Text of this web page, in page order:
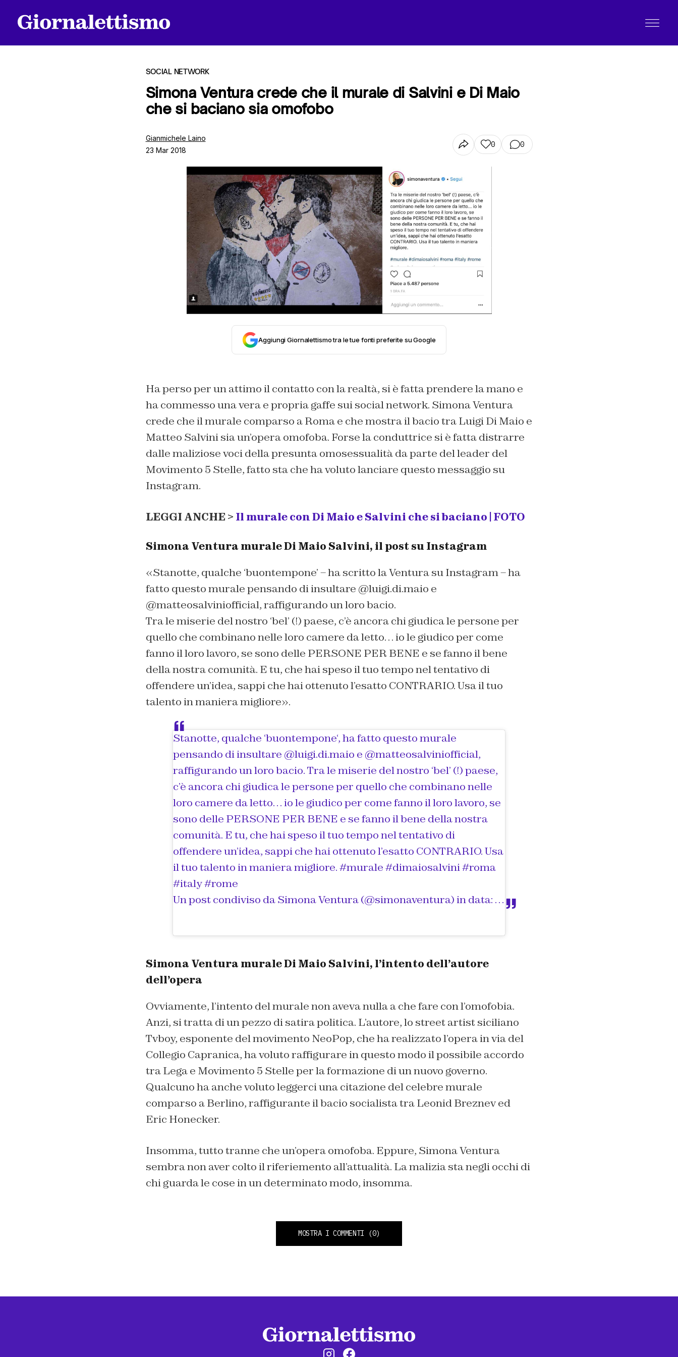
SOCIAL NETWORK
Simona Ventura crede che il murale di Salvini e Di Maio
che si baciano sia omofobo
Gianmichele Laino
23 Mar 2018
0 0
Aggiungi Giornalettismo tra le tue fonti preferite su Google
Ha perso per un attimo il contatto con la realtà, si è fatta prendere la mano e
ha commesso una vera e propria gaffe sui social network. Simona Ventura
crede che il murale comparso a Roma e che mostra il bacio tra Luigi Di Maio e
Matteo Salvini sia un’opera omofoba. Forse la conduttrice si è fatta distrarre
dalle maliziose voci della presunta omosessualità da parte del leader del
Movimento 5 Stelle, fatto sta che ha voluto lanciare questo messaggio su
Instagram.
LEGGI ANCHE > Il murale con Di Maio e Salvini che si baciano | FOTO
Simona Ventura murale Di Maio Salvini, il post su Instagram
«Stanotte, qualche ‘buontempone’ – ha scritto la Ventura su Instagram – ha
fatto questo murale pensando di insultare @luigi.di.maio e
@matteosalviniofficial, raffigurando un loro bacio.
Tra le miserie del nostro ‘bel’ (!) paese, c’è ancora chi giudica le persone per
quello che combinano nelle loro camere da letto… io le giudico per come
fanno il loro lavoro, se sono delle PERSONE PER BENE e se fanno il bene
della nostra comunità. E tu, che hai speso il tuo tempo nel tentativo di
offendere un’idea, sappi che hai ottenuto l’esatto CONTRARIO. Usa il tuo
talento in maniera migliore».
Stanotte, qualche ‘buontempone‘, ha fatto questo murale
pensando di insultare @luigi.di.maio e @matteosalviniofficial,
raffigurando un loro bacio. Tra le miserie del nostro ‘bel’ (!) paese,
c’è ancora chi giudica le persone per quello che combinano nelle
loro camere da letto… io le giudico per come fanno il loro lavoro, se
sono delle PERSONE PER BENE e se fanno il bene della nostra
comunità. E tu, che hai speso il tuo tempo nel tentativo di
offendere un’idea, sappi che hai ottenuto l’esatto CONTRARIO. Usa
il tuo talento in maniera migliore. #murale #dimaiosalvini #roma
#italy #rome
Un post condiviso daSimona Ventura(@simonaventura) in data: Mar 23, 2018 at 5:30 PDT
Simona Ventura murale Di Maio Salvini, l’intento dell’autore
dell’opera
Ovviamente, l’intento del murale non aveva nulla a che fare con l’omofobia.
Anzi, si tratta di un pezzo di satira politica. L’autore, lo street artist siciliano
Tvboy, esponente del movimento NeoPop, che ha realizzato l’opera in via del
Collegio Capranica, ha voluto raffigurare in questo modo il possibile accordo
tra Lega e Movimento 5 Stelle per la formazione di un nuovo governo.
Qualcuno ha anche voluto leggerci una citazione del celebre murale
comparso a Berlino, raffigurante il bacio socialista tra Leonid Breznev ed
Eric Honecker.
Insomma, tutto tranne che un’opera omofoba. Eppure, Simona Ventura
sembra non aver colto il riferiemento all’attualità. La malizia sta negli occhi di
chi guarda le cose in un determinato modo, insomma.
MOSTRA I COMMENTI (0)